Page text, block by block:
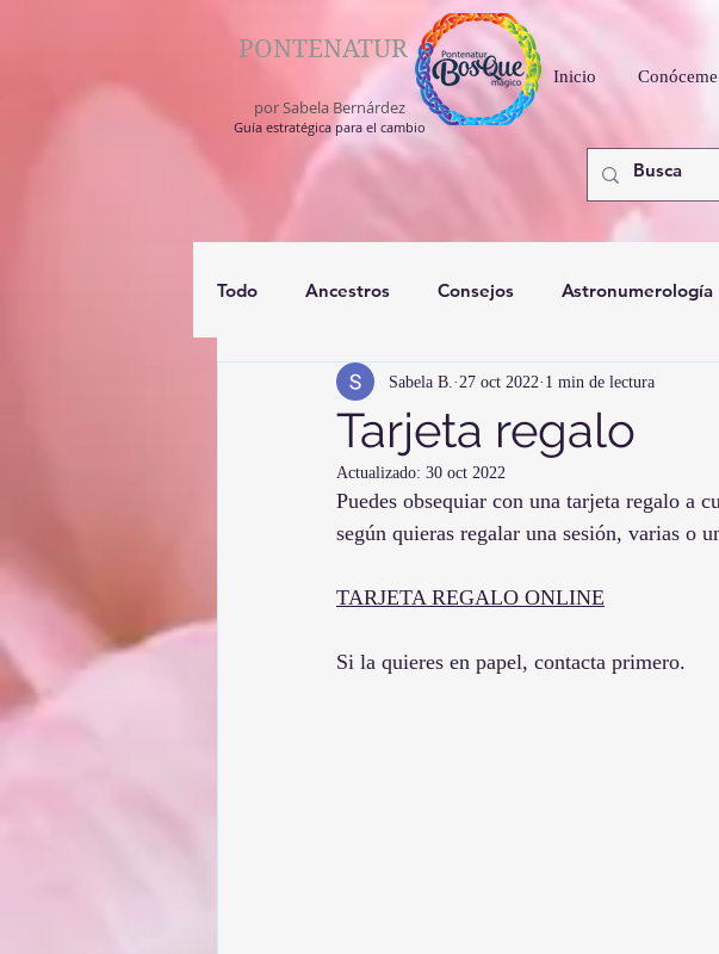
PONTENATUR
por Sabela Bernárdez
Guía estratégica para el cambio
Inicio Conóceme
Todo Ancestros Consejos Astronumerología
registros akashico mediumnidad
Tarjeta regalo
Sabela B. 27 oct 2022 1 min de lectura
Actualizado: 30 oct 2022
Puedes obsequiar con una tarjeta regalo a
según quieras regalar una sesión, varias o
TARJETA REGALO ONLINE
Si la quieres en papel, contacta primero.